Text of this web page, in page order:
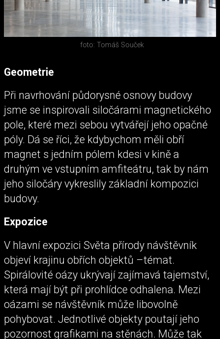
foto: Tomáš Souček
Geometrie
Při navrhování půdorysné osnovy budovy
jsme se inspirovali siločárami magnetického
pole, které mezi sebou vytvářejí jeho opačné
póly. Dá se říci, že kdybychom měli obří
magnet s jedním pólem kdesi v kině a
druhým ve vstupním amfiteátru, tak by nám
jeho siločáry vykreslily základní kompozici
budovy.
Expozice
V hlavní expozici Světa přírody návštěvník
objeví krajinu obřích objektů –témat.
Spirálovité oázy ukrývají zajímavá tajemství,
která mají být při prohlídce odhalena. Mezi
oázami se návštěvník může libovolně
pohybovat. Jednotlivé objekty poutají jeho
pozornost grafikami na stěnách. Může tak